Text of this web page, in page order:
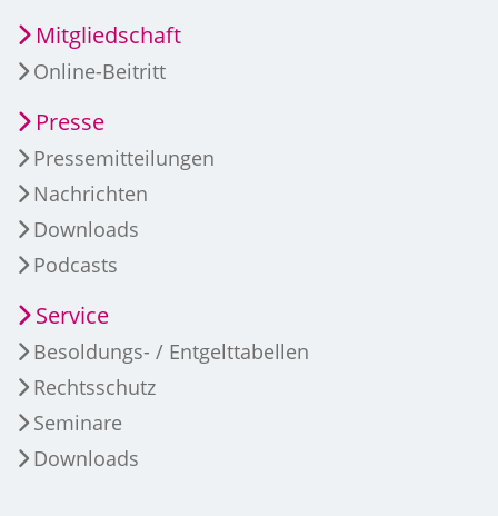
Mitgliedschaft
Online-Beitritt
Presse
Pressemitteilungen
Nachrichten
Downloads
Podcasts
Service
Besoldungs- / Entgelttabellen
Rechtsschutz
Seminare
Downloads